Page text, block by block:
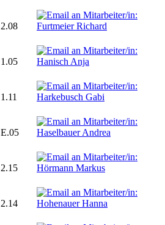
2.08
1.05
1.11
E.05
2.15
2.14